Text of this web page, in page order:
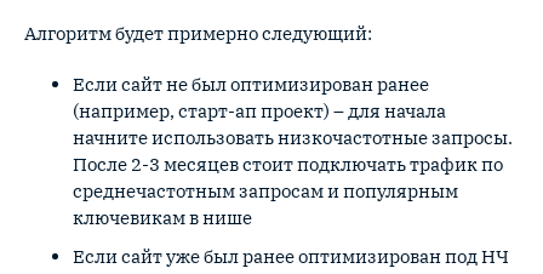
Алгоритм будет примерно следующий:
Если сайт не был оптимизирован ранее
(например, старт-ап проект) – для начала
начните использовать низкочастотные запросы.
После 2-3 месяцев стоит подключать трафик по
среднечастотным запросам и популярным
ключевикам в нише
Если сайт уже был ранее оптимизирован под НЧ